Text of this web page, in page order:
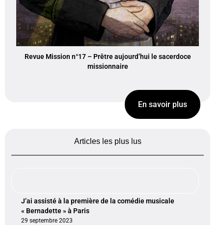
Revue Mission n°17 – Prêtre aujourd’hui le sacerdoce
missionnaire
En savoir plus
Articles les plus lus
J’ai assisté à la première de la comédie musicale
« Bernadette » à Paris
29 septembre 2023